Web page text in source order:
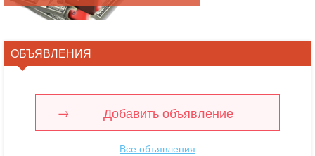
ОБЪЯВЛЕНИЯ
Добавить объявление
Все объявления